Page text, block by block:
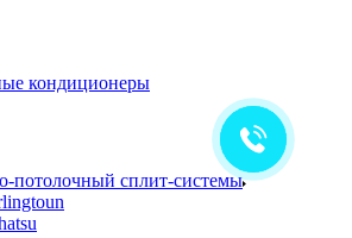
кондиционеры
потолочный сплит-системы